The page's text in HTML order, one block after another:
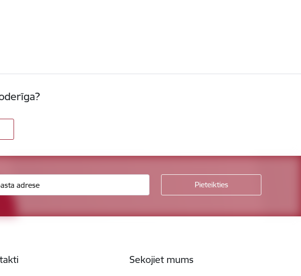
Sekojiet mums